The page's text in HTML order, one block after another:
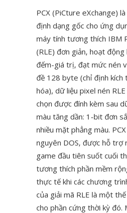
PCX (PiCture eXchange)
định dạng gốc cho ứng
máy tính tương thích IBM
(RLE) đơn giản, hoạt
đếm-giá trị, đạt mức nén
đề 128 byte (chỉ định kích
hóa), dữ liệu pixel nén
chọn được đính kèm sau
màu tăng dần: 1-bit đơn
nhiều mặt phẳng màu.
nguyên DOS, được hỗ trợ
game đầu tiên suốt cuối
tương thích phần mềm
thực tế khi các chương
của giải mã RLE là một
cho phần cứng thời kỳ đó.